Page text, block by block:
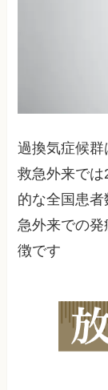
過換気症候群
救急外来で
的な全国患
急外来での
徴です